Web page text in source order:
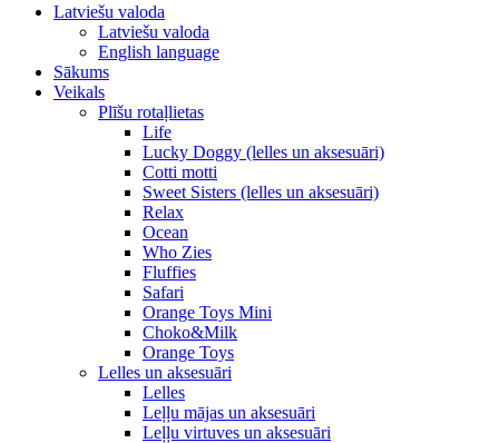
Latviešu valoda
Latviešu valoda
English language
Sākums
Veikals
Plīšu rotaļlietas
Life
Lucky Doggy (lelles un aksesuāri)
Cotti motti
Sweet Sisters (lelles un aksesuāri)
Relax
Ocean
Who Zies
Fluffies
Safari
Orange Toys Mini
Choko&Milk
Orange Toys
Lelles un aksesuāri
Lelles
Leļļu mājas un aksesuāri
Leļļu virtuves un aksesuāri